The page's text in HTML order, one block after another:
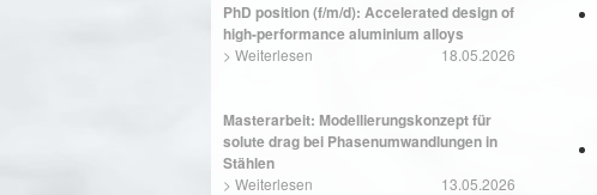
PhD position (f/m/d): Accelerated design of
high-performance aluminium alloys
> Weiterlesen 18.05.2026
Masterarbeit: Modellierungskonzept für
solute drag bei Phasenumwandlungen in
Stählen
> Weiterlesen 13.05.2026